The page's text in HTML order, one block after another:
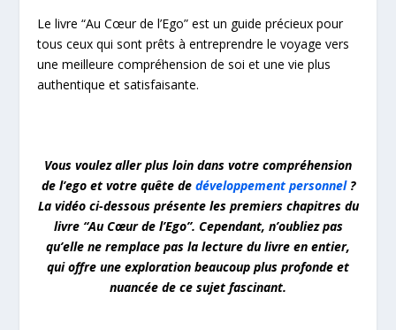
Le livre “Au Cœur de l’Ego” est un guide précieux pour
tous ceux qui sont prêts à entreprendre le voyage vers
une meilleure compréhension de soi et une vie plus
authentique et satisfaisante.
Vous voulez aller plus loin dans votre compréhension
de l’ego et votre quête de développement personnel?
La vidéo ci-dessous présente les premiers chapitres du
livre “Au Cœur de l’Ego”. Cependant, n’oubliez pas
qu’elle ne remplace pas la lecture du livre en entier,
qui offre une exploration beaucoup plus profonde et
nuancée de ce sujet fascinant.